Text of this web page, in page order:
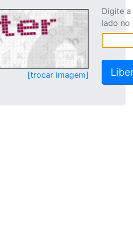
[trocar imagem]
Digite
lado no